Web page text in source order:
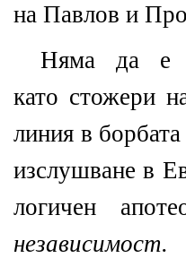
на Павлов и
Няма да е
като стожери
линия в
изслушване в
логичен
независимост.